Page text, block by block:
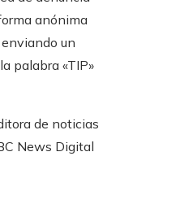
anónima
un
palabra «TIP»
de noticias
News Digital